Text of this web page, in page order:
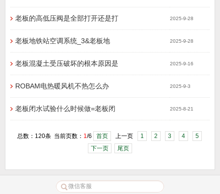
老板的高低压阀是全部打开还是打 2025-9-28
老板地铁站空调系统_3&老板地 2025-9-28
老板混凝土受压破坏的根本原因是 2025-9-16
ROBAM电热暖风机不热怎么办 2025-9-3
老板闭水试验什么时候做=老板闭 2025-8-21
总数：120条 当前页数： 1/6 首页 上一页 1 2 3 4
5
下一页
尾页